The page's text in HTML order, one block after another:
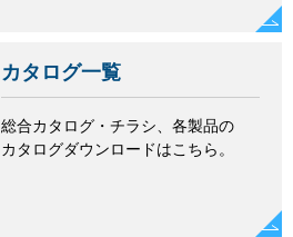
カタログ一覧
総合カタログ・チラシ、各製品の
カタログダウンロードはこちら。